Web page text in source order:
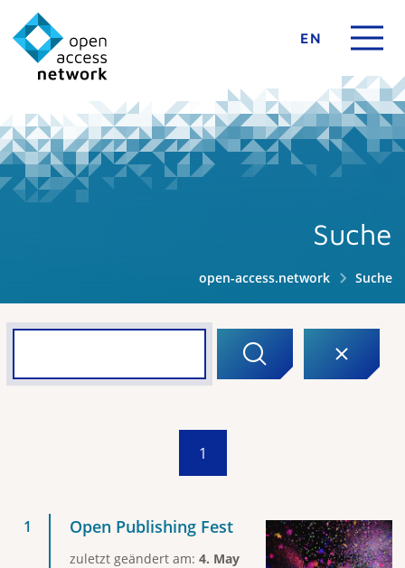
EN
Suche
open-access.network Suche
1
Open Publishing Fest
zuletzt geändert am: 4. May